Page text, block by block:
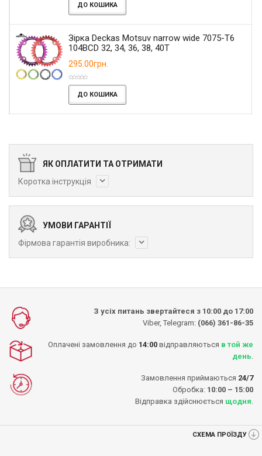
ДО КОШИКА
Зірка Deckas Motsuv narrow wide 7075-T6
104BCD 32, 34, 36, 38, 40T
295.00грн.
ДО КОШИКА
ЯК ОПЛАТИТИ ТА ОТРИМАТИ
Коротка інструкція
УМОВИ ГАРАНТІЇ
Фірмова гарантія виробника:
З усіх питань звертайтеся з 10:00 до 17:00
Viber, Telegram: (066) 361-86-35
Оплачені замовлення до 14:00 відправляються в той же
день
Замовлення приймаються 24/7
Обробка: 10:00 – 15:00
Відправка здійснюється щодня
СХЕМА ПРОЇЗДУ